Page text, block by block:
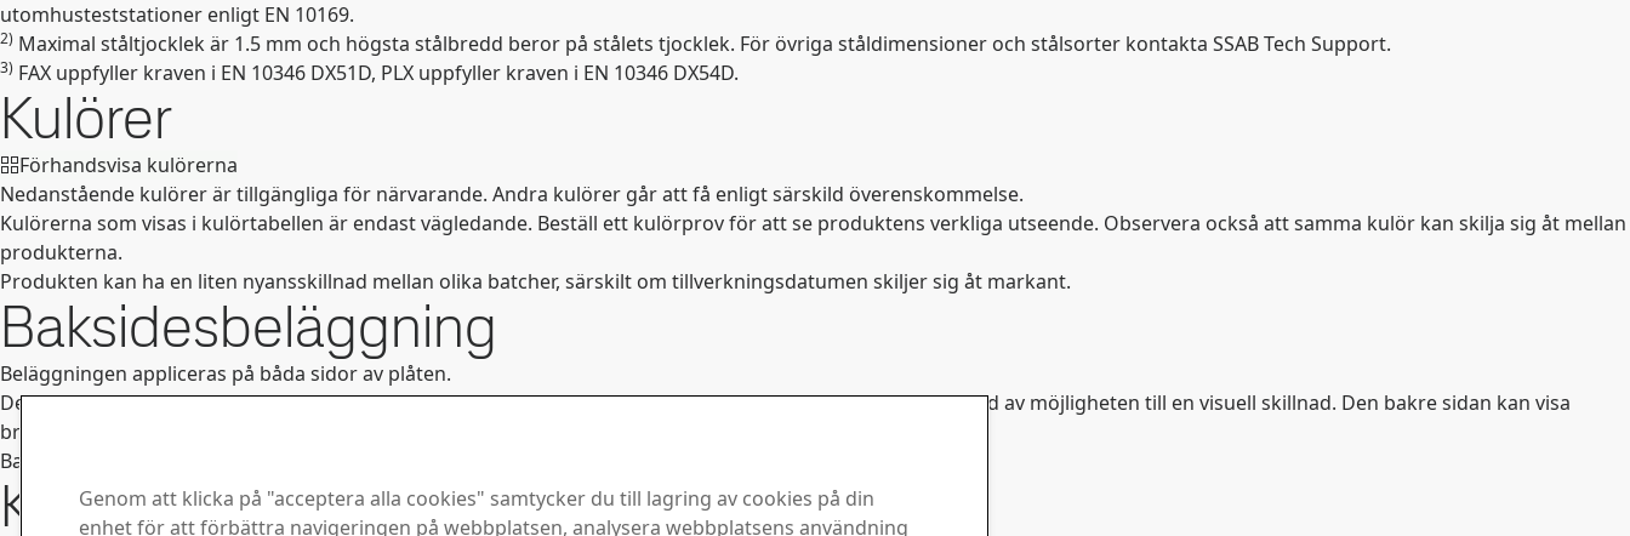
utomhusteststationer enligt EN 10169.
2) Maximal ståltjocklek är 1.5 mm och högsta stålbredd beror på stålets tjocklek. För övriga ståldimensioner och stålsorter kontakta SSAB Tech Support.
3) FAX uppfyller kraven i EN 10346 DX51D, PLX uppfyller kraven i EN 10346 DX54D.
Kulörer
Förhandsvisa kulörerna
Nedanstående kulörer är tillgängliga för närvarande. Andra kulörer går att få enligt särskild överenskommelse.
Kulörerna som visas i kulörtabellen är endast vägledande. Beställ ett kulörprov för att se produktens verkliga utseende. Observera också att samma kulör kan skilja sig åt mellan
produkterna.
Produkten kan ha en liten nyansskillnad mellan olika batcher, särskilt om tillverkningsdatumen skiljer sig åt markant.
Baksidesbeläggning
Beläggningen appliceras på båda sidor av plåten.
De tekniska egenskaperna gäller för båda sidorna. Emellertid kan olika sidor av plåten inte blandas på grund av möjligheten till en visuell skillnad. Den bakre sidan kan visa
bredare variation i färg och glans.
Baksidesmärkning är inte tillgänglig för dubbelsidiga produkter.
Kontaktinformation
Genom att klicka på "acceptera alla cookies" samtycker du till lagring av cookies på din
enhet för att förbättra navigeringen på webbplatsen, analysera webbplatsens användning